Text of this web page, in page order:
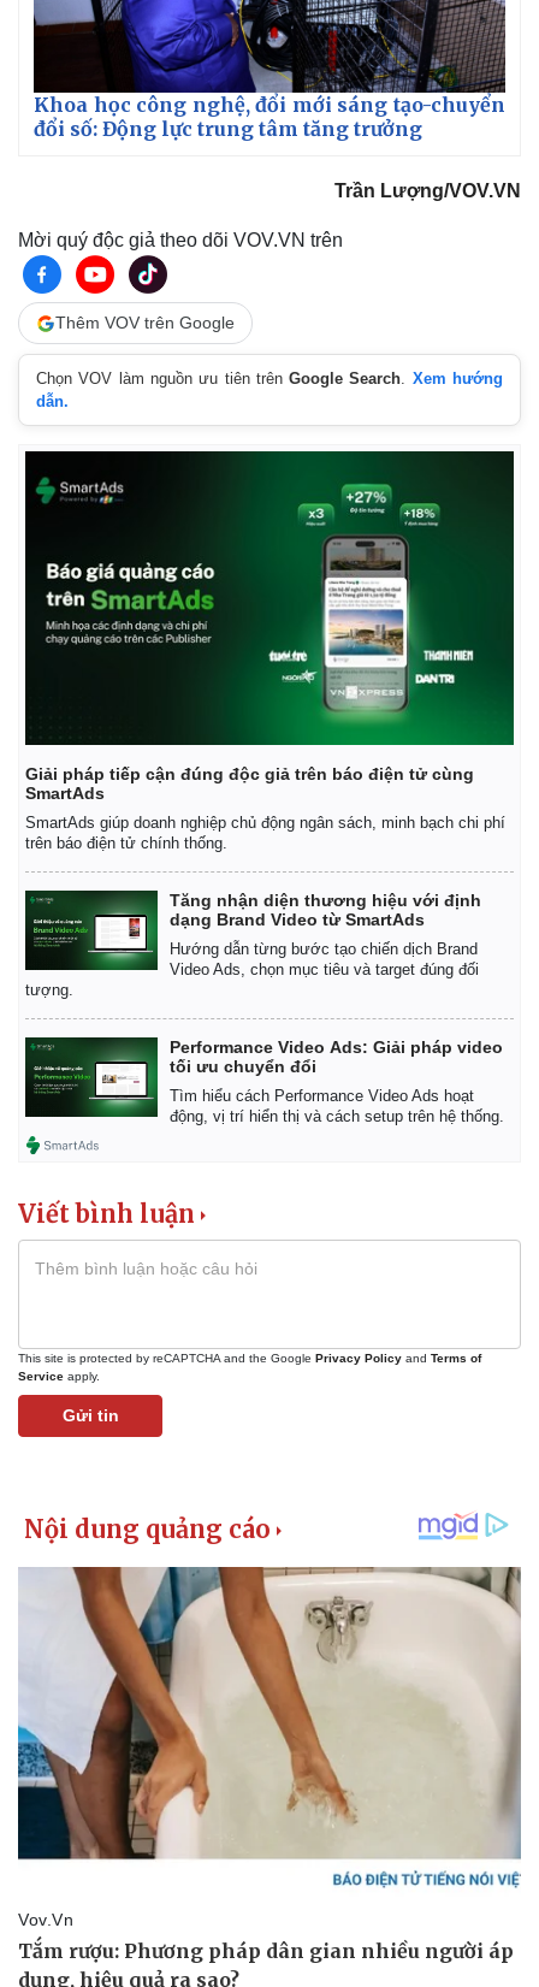
Doanh nghiệp
Thông tin doanh nghiệp
Vì cộng đồng
Chuyển đổi số
Khoa học công nghệ, đổi mới sáng tạo-chuyển
đổi số: Động lực trung tâm tăng trưởng
Trần Lượng/VOV.VN
Mời quý độc giả theo dõi VOV.VN trên
Thêm VOV trên Google
Chọn VOV làm nguồn ưu tiên trênGoogle Search. Xem hướng
dẫn.
Giải pháp tiếp cận đúng độc giả trên báo điện tử cùng
SmartAds
SmartAds giúp doanh nghiệp chủ động ngân sách, minh bạch chi phí
trên báo điện tử chính thống.
Tăng nhận diện thương hiệu với định
dạng Brand Video từ SmartAds
Hướng dẫn từng bước tạo chiến dịch Brand
Video Ads, chọn mục tiêu và target đúng đối
tượng.
Performance Video Ads: Giải pháp video
tối ưu chuyển đổi
Tìm hiểu cách Performance Video Ads hoạt
động, vị trí hiển thị và cách setup trên hệ thống.
Viết bình luận
This site is protected by reCAPTCHA and the Google Privacy Policy and Terms of
Service apply.
Gửi tin